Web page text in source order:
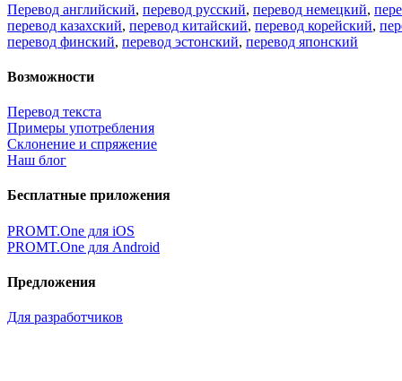
Перевод английский, перевод русский, перевод немецкий,
перевод казахский, перевод китайский, перевод корейский,
перевод финский, перевод эстонский, перевод японский
Возможности
Перевод текста
Примеры употребления
Склонение и спряжение
Наш блог
Бесплатные приложения
PROMT.One для iOS
PROMT.One для Android
Предложения
Для разработчиков